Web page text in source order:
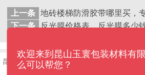
上一条
下一条
昆山玉寰包装材料有限公司——用心做好每一卷
欢迎来到昆山玉寰包装材料有
么可以帮您？